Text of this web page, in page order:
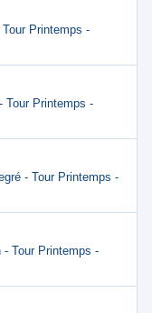
Printemps -
Tour Printemps -
- Tour Printemps -
Tour Printemps -